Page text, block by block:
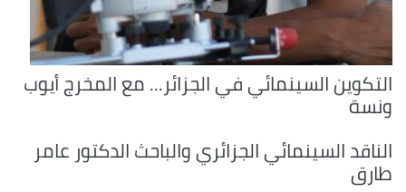
التكوين السينمائي في الجزائر... مع المخرج أيوب
ونسة
الناقد السينمائي الجزائري والباحث الدكتور عامر
طارق